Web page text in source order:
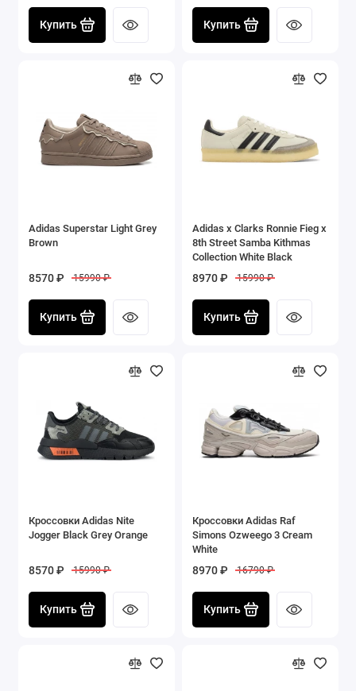
Купить Купить
Adidas Superstar Light Grey
Brown
8570 ₽ 15990 ₽
Купить
Adidas x Clarks Ronnie Fieg x
8th Street Samba Kithmas
Collection White Black
8970 ₽ 15990 ₽
Купить
Кроссовки Adidas Nite
Jogger Black Grey Orange
8570 ₽ 15990 ₽
Купить
Кроссовки Adidas Raf
Simons Ozweego 3 Cream
White
8970 ₽ 16790 ₽
Купить